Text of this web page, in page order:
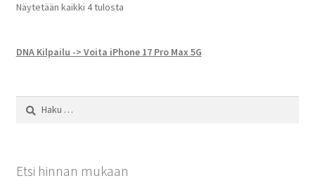
Näytetään kaikki 4 tulosta
DNA Kilpailu -> Voita iPhone 17 Pro Max 5G
Haku:
Etsi hinnan mukaan